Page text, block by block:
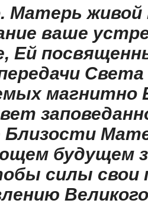
Матерь
ваше
Ей
магнитно
Близости
будущем
силы свои